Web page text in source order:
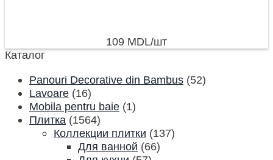
109 MDL/шт
Каталог
Panouri Decorative din Bambus (52)
Lavoare (16)
Mobila pentru baie (1)
Плитка (1564)
Коллекции плитки (137)
Для ванной (66)